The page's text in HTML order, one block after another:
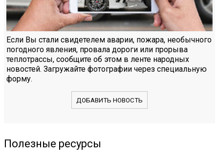
Если Вы стали свидетелем аварии, пожара, необычного
погодного явления, провала дороги или прорыва
теплотрассы, сообщите об этом в ленте народных
новостей. Загружайте фотографии через специальную
форму.
ДОБАВИТЬ НОВОСТЬ
Полезные ресурсы